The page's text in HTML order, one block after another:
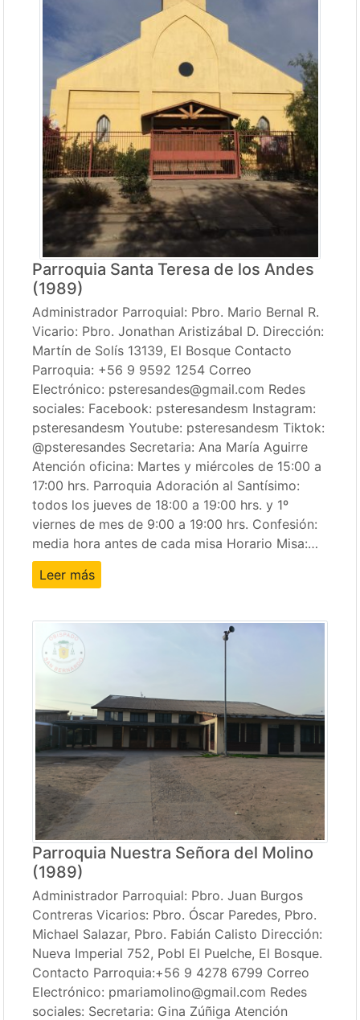
Parroquia Santa Teresa de los Andes
(1989)
Administrador Parroquial: Pbro. Mario Bernal R.
Vicario: Pbro. Jonathan Aristizábal D. Dirección:
Martín de Solís 13139, El Bosque Contacto
Parroquia: +56 9 9592 1254 Correo
Electrónico: psteresandes@gmail.com Redes
sociales: Facebook: psteresandesm Instagram:
psteresandesm Youtube: psteresandesm Tiktok:
@psteresandes Secretaria: Ana María Aguirre
Atención oficina: Martes y miércoles de 15:00 a
17:00 hrs. Parroquia Adoración al Santísimo:
todos los jueves de 18:00 a 19:00 hrs. y 1º
viernes de mes de 9:00 a 19:00 hrs. Confesión:
media hora antes de cada misa Horario Misa:…
Leer más
Parroquia Nuestra Señora del Molino
(1989)
Administrador Parroquial: Pbro. Juan Burgos
Contreras Vicarios: Pbro. Óscar Paredes, Pbro.
Michael Salazar, Pbro. Fabián Calisto Dirección:
Nueva Imperial 752, Pobl El Puelche, El Bosque.
Contacto Parroquia:+56 9 4278 6799 Correo
Electrónico: pmariamolino@gmail.com Redes
sociales: Secretaria: Gina Zúñiga Atención